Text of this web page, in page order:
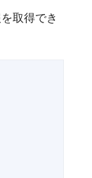
取得でき